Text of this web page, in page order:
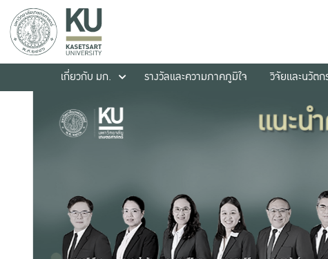
เกี่ยวกับ มก.
รางวัลและความภาคภูมิใจ วิจัยและนวัตก